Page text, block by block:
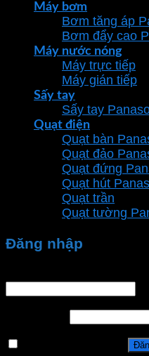
Máy bơm
Bơm tăng áp
Bơm đẩy cao
Máy nước nóng
Máy trực tiếp
Máy gián tiếp
Sấy tay
Sấy tay
Quạt điện
Quạt bàn
Quạt đảo
Quạt đứng
Quạt hút
Quạt trần
Quạt tường
Đăng nhập